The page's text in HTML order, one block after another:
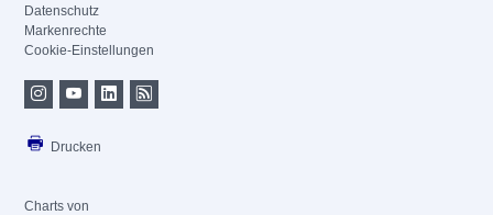
Datenschutz
Markenrechte
Cookie-Einstellungen
Drucken
Charts von